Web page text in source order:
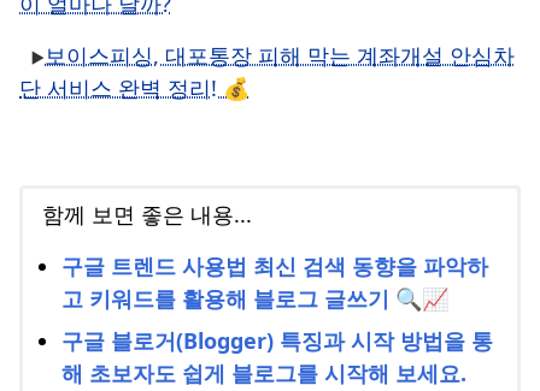
▶️보이스피싱, 대포통장 피해 막는 계좌개설 안심차
단 서비스 완벽 정리! 💰
함께 보면 좋은 내용...
구글 트렌드 사용법 최신 검색 동향을 파악하
고 키워드를 활용해 블로그 글쓰기 🔍📈
구글 블로거(Blogger) 특징과 시작 방법을 통
해 초보자도 쉽게 블로그를 시작해 보세요.